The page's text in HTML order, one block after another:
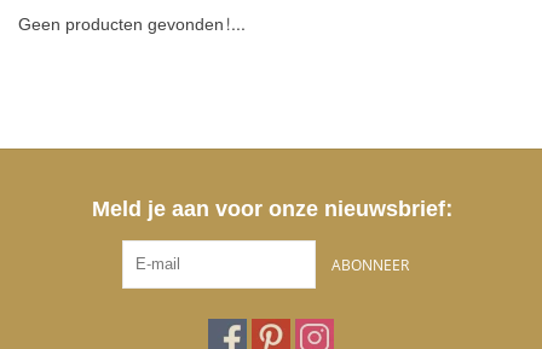
NURSERY / TABLEWARE
Geen producten gevonden!...
Meld je aan voor onze nieuwsbrief:
ABONNEER